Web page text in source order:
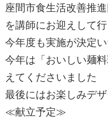
座間市食生活改善推
を講師にお迎えして
今年度も実施が決定
今年は「おいしい麺
えてくださいました
最後にはお楽しみデ
≪献立予定≫